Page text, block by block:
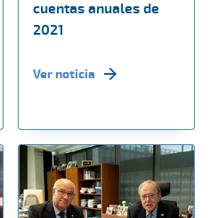
cuentas anuales de
2021
Ver noticia